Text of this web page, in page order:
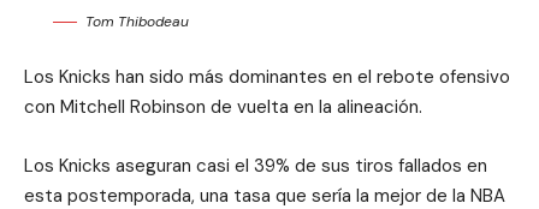
Tom Thibodeau
Los Knicks han sido más dominantes en el rebote ofensivo
con Mitchell Robinson de vuelta en la alineación.
Los Knicks aseguran casi el 39% de sus tiros fallados en
esta postemporada, una tasa que sería la mejor de la NBA